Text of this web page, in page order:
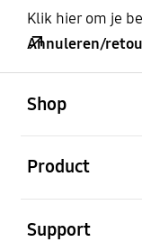
Klik hier om je
Annuleren/
Shop
Product
Support